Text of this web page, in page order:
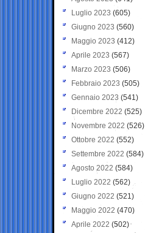
Luglio 2023 (605)
Giugno 2023 (560)
Maggio 2023 (412)
Aprile 2023 (567)
Marzo 2023 (506)
Febbraio 2023 (505)
Gennaio 2023 (541)
Dicembre 2022 (525)
Novembre 2022 (526)
Ottobre 2022 (552)
Settembre 2022 (584)
Agosto 2022 (584)
Luglio 2022 (562)
Giugno 2022 (521)
Maggio 2022 (470)
Aprile 2022 (502)